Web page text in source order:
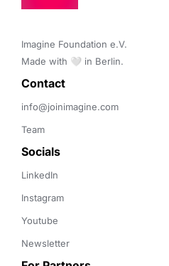
Imagine Foundation e.V.
Made with 🤍 in Berlin.
Contact
info@joinimagine.com
Team
Socials
LinkedIn
Instagram
Youtube
Newsletter